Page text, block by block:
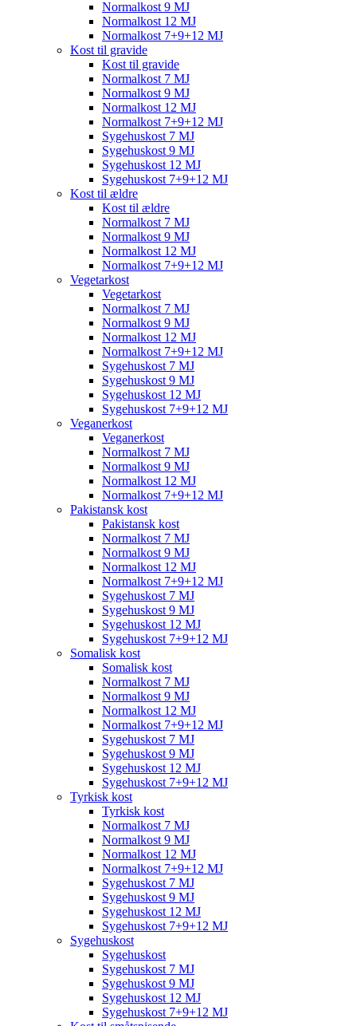
Normalkost 9 MJ
Normalkost 12 MJ
Normalkost 7+9+12 MJ
Kost til gravide
Kost til gravide
Normalkost 7 MJ
Normalkost 9 MJ
Normalkost 12 MJ
Normalkost 7+9+12 MJ
Sygehuskost 7 MJ
Sygehuskost 9 MJ
Sygehuskost 12 MJ
Sygehuskost 7+9+12 MJ
Kost til ældre
Kost til ældre
Normalkost 7 MJ
Normalkost 9 MJ
Normalkost 12 MJ
Normalkost 7+9+12 MJ
Vegetarkost
Vegetarkost
Normalkost 7 MJ
Normalkost 9 MJ
Normalkost 12 MJ
Normalkost 7+9+12 MJ
Sygehuskost 7 MJ
Sygehuskost 9 MJ
Sygehuskost 12 MJ
Sygehuskost 7+9+12 MJ
Veganerkost
Veganerkost
Normalkost 7 MJ
Normalkost 9 MJ
Normalkost 12 MJ
Normalkost 7+9+12 MJ
Pakistansk kost
Pakistansk kost
Normalkost 7 MJ
Normalkost 9 MJ
Normalkost 12 MJ
Normalkost 7+9+12 MJ
Sygehuskost 7 MJ
Sygehuskost 9 MJ
Sygehuskost 12 MJ
Sygehuskost 7+9+12 MJ
Somalisk kost
Somalisk kost
Normalkost 7 MJ
Normalkost 9 MJ
Normalkost 12 MJ
Normalkost 7+9+12 MJ
Sygehuskost 7 MJ
Sygehuskost 9 MJ
Sygehuskost 12 MJ
Sygehuskost 7+9+12 MJ
Tyrkisk kost
Tyrkisk kost
Normalkost 7 MJ
Normalkost 9 MJ
Normalkost 12 MJ
Normalkost 7+9+12 MJ
Sygehuskost 7 MJ
Sygehuskost 9 MJ
Sygehuskost 12 MJ
Sygehuskost 7+9+12 MJ
Sygehuskost
Sygehuskost
Sygehuskost 7 MJ
Sygehuskost 9 MJ
Sygehuskost 12 MJ
Sygehuskost 7+9+12 MJ